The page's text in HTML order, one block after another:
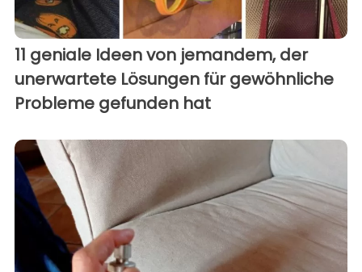
11 geniale Ideen von jemandem, der
unerwartete Lösungen für gewöhnliche
Probleme gefunden hat